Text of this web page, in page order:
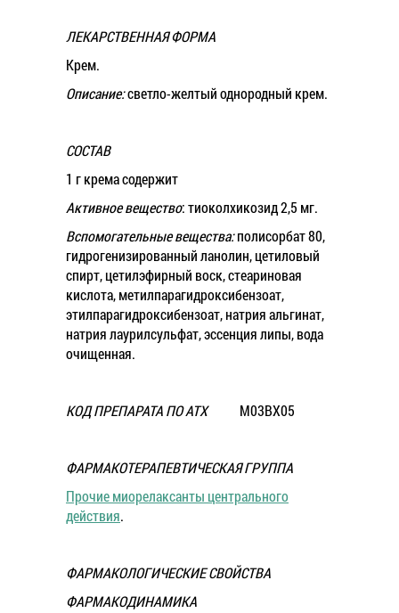
ЛЕКАРСТВЕННАЯ ФОРМА
Крем.
Описание:светло-желтый однородный крем.
СОСТАВ
1 г крема содержит
Активное вещество: тиоколхикозид 2,5 мг.
Вспомогательные вещества:полисорбат 80,
гидрогенизированный ланолин, цетиловый
спирт, цетилэфирный воск, стеариновая
кислота, метилпарагидроксибензоат,
этилпарагидроксибензоат, натрия альгинат,
натрия лаурилсульфат, эссенция липы, вода
очищенная.
КОД ПРЕПАРАТА ПО АТХ M03BX05
ФАРМАКОТЕРАПЕВТИЧЕСКАЯ ГРУППА
Прочие миорелаксанты центрального
действия.
ФАРМАКОЛОГИЧЕСКИЕ СВОЙСТВА
ФАРМАКОДИНАМИКА